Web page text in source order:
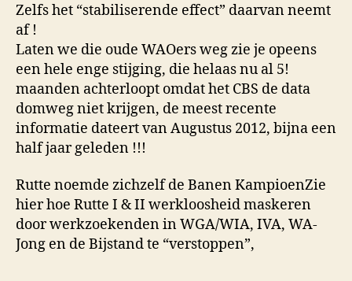
Zelfs het “stabiliserende effect” daarvan neemt
af !
Laten we die oude WAOers weg zie je opeens
een hele enge stijging, die helaas nu al 5!
maanden achterloopt omdat het CBS de data
domweg niet krijgen, de meest recente
informatie dateert van Augustus 2012, bijna een
half jaar geleden !!!
Rutte noemde zichzelf de Banen KampioenZie
hier hoe Rutte I & II werkloosheid maskeren
door werkzoekenden in WGA/WIA, IVA, WA-
Jong en de Bijstand te “verstoppen”,